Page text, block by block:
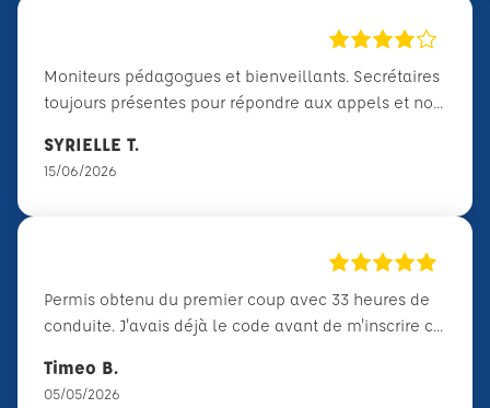
Moniteurs pédagogues et bienveillants. Secrétaires
toujours présentes pour répondre aux appels et no...
SYRIELLE T.
15/06/2026
Permis obtenu du premier coup avec 33 heures de
conduite. J'avais déjà le code avant de m'inscrire c...
Timeo B.
05/05/2026